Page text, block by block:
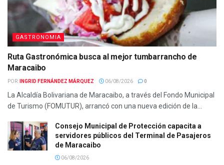
GASTRONOMIA
Ruta Gastronómica busca al mejor tumbarrancho de
Maracaibo
POR: INGRID FERNÁNDEZ MÁRQUEZ 06/08/2026 0
La Alcaldía Bolivariana de Maracaibo, a través del Fondo Municipal
de Turismo (FOMUTUR), arrancó con una nueva edición de la...
Consejo Municipal de Protección capacita a
servidores públicos del Terminal de Pasajeros
de Maracaibo
06/08/2026